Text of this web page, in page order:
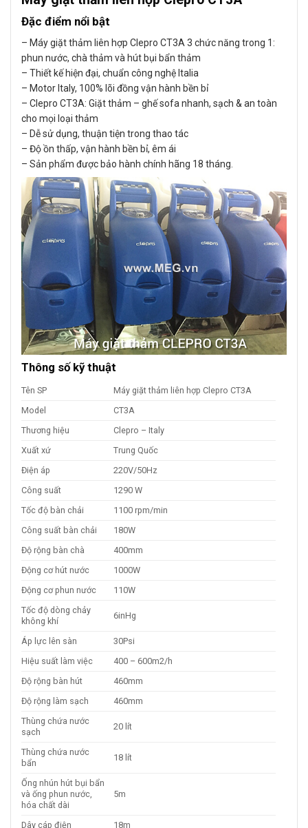
Đặc điểm nổi bật
– Máy giặt thảm liên hợp Clepro CT3A 3 chức năng trong 1:
phun nước, chà thảm và hút bụi bẩn thảm
– Thiết kế hiện đại, chuẩn công nghệ Italia
– Motor Italy, 100% lõi đồng vận hành bền bỉ
– Clepro CT3A: Giặt thảm – ghế sofa nhanh, sạch & an toàn
cho mọi loại thảm
– Dễ sử dụng, thuận tiện trong thao tác
– Độ ồn thấp, vận hành bền bỉ, êm ái
– Sản phẩm được bảo hành chính hãng 18 tháng.
Thông số kỹ thuật
Tên SP
Máy giặt thảm liên hợp Clepro CT3A
Model
CT3A
Thương hiệu
Clepro – Italy
Xuất xứ
Trung Quốc
Điện áp
220V/50Hz
Công suất
1290 W
Tốc độ bàn chải
1100 rpm/min
Công suất bàn chải
180W
Độ rộng bàn chà
400mm
Động cơ hút nước
1000W
Động cơ phun nước
110W
Tốc độ dòng chảy
không khí
6inHg
Áp lực lên sàn
30Psi
Hiệu suất làm việc
400 – 600m2/h
Độ rộng bàn hút
460mm
Độ rộng làm sạch
460mm
Thùng chứa nước
sạch
20 lít
Thùng chứa nước
bẩn
18 lít
Ống nhún hút bụi bẩn
và ống phun nước,
hóa chất dài
5m
Dây cáp điện 18m